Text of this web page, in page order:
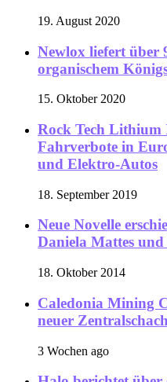
19. August 2020
Newlox liefert über
organischem
15. Oktober 2020
Rock Tech
Fahrverbote in
und Elektro-Autos
18. September 2019
Neue Novelle
Daniela Mattes
18. Oktober 2014
Caledonia Mining
neuer
3 Wochen ago